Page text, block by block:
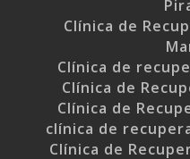
Clínica de
Clínica de
Clínica de
Clínica de
clínica de
Clínica de